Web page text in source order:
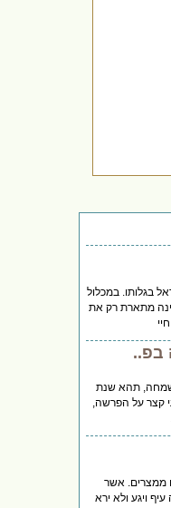
בגלותו. במכלול
מתארת רק את
בפ..
תהא שנת
קצר על הפרשה,
ממצרים. אשר
ויגע ולא ירא